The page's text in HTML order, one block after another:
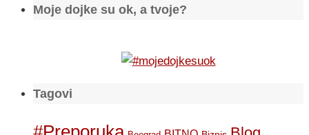
Moje dojke su ok, a tvoje?
Tagovi